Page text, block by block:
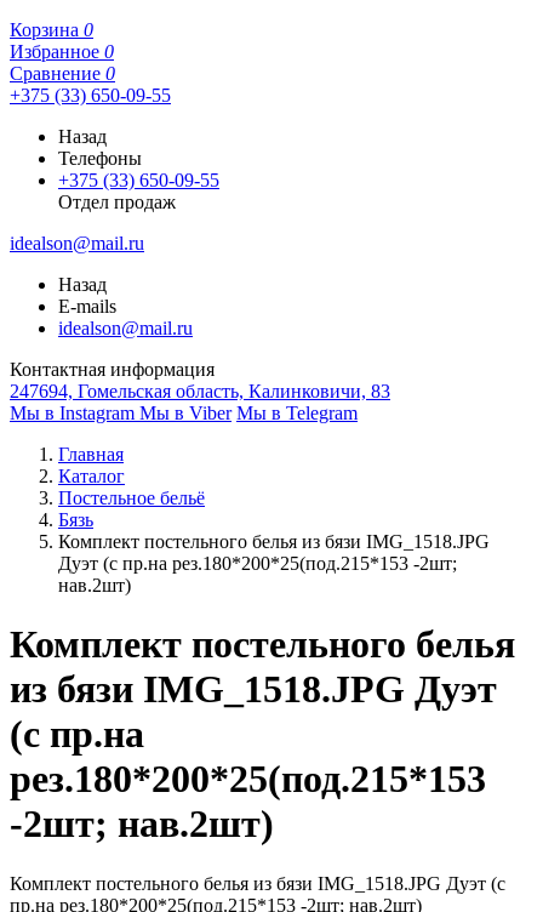
Корзина 0
Избранное 0
Сравнение 0
+375 (33) 650-09-55
Назад
Телефоны
+375 (33) 650-09-55
Отдел продаж
idealson@mail.ru
Назад
E-mails
idealson@mail.ru
Контактная информация
247694, Гомельская область, Калинковичи, 83
Мы в Instagram Мы в Viber Мы в Telegram
Главная
Каталог
Постельное бельё
Бязь
Комплект постельного белья из бязи IMG_1518.JPG
Дуэт (с пр.на рез.180*200*25(под.215*153 -2шт;
нав.2шт)
Комплект постельного белья
из бязи IMG_1518.JPG Дуэт
(с пр.на
рез.180*200*25(под.215*153
-2шт; нав.2шт)
Комплект постельного белья из бязи IMG_1518.JPG Дуэт (с
пр.на рез.180*200*25(под.215*153 -2шт; нав.2шт)